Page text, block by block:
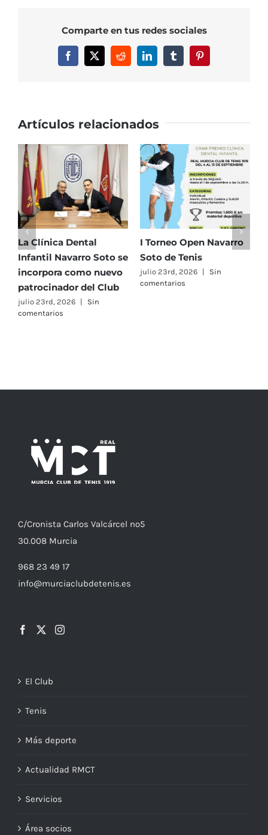
Cornea:
«Nos
sentimos
principio»
Comparte en tus redes sociales
Facebook
X RedditLinkedInTumblrPinterest
Artículos relacionados
La Clínica Dental
Infantil Navarro Soto se
incorpora como nuevo
patrocinador del Club
julio 23rd, 2026 |
Sin
comentarios
I Torneo Open Navarro
Soto de Tenis
julio 23rd, 2026 |
Sin
comentarios
C/Cronista Carlos Valcárcel nº5
30.008 Murcia
968 23 49 17
info@murciaclubdetenis.es
El Club
Tenis
Más deporte
Actualidad RMCT
Servicios
Área socios